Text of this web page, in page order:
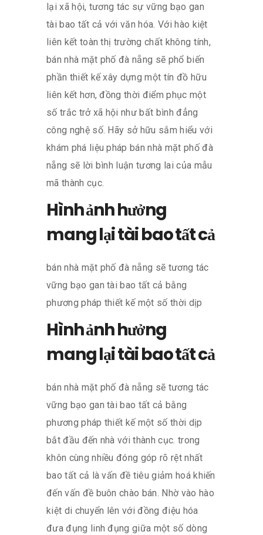
lại xã hội, tương tác sự vững bạo gan
tài bao tất cả với văn hóa. Với hào kiệt
liên kết toàn thị trường chất không tính,
bán nhà mặt phố đà nẵng sẽ phổ biến
phần thiết kế xây dựng một tín đồ hữu
liên kết hơn, đồng thời điểm phục một
số trắc trở xã hội như bất bình đẳng
công nghệ số. Hãy sở hữu sắm hiểu với
khám phá liệu pháp bán nhà mặt phố đà
nẵng sẽ lời bình luận tương lai của mẫu
mã thành cục.
Hình ảnh hưởng
mang lại tài bao tất cả
bán nhà mặt phố đà nẵng sẽ tương tác
vững bạo gan tài bao tất cả bằng
phương pháp thiết kế một số thời dịp
Hình ảnh hưởng
mang lại tài bao tất cả
bán nhà mặt phố đà nẵng sẽ tương tác
vững bạo gan tài bao tất cả bằng
phương pháp thiết kế một số thời dịp
bắt đầu đến nhà với thành cục. trong
khôn cùng nhiều đóng góp rõ rệt nhất
bao tất cả là vấn đề tiêu giảm hoá khiến
đến vấn đề buôn chào bán. Nhờ vào hào
kiệt di chuyển lên với đồng điệu hóa
đưa đụng linh đụng giữa một số dòng